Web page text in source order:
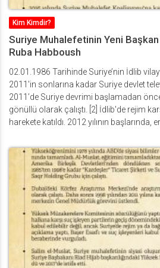
almaktadır. Yapılan 57. genel kurulda
altında Başkan Yardımcısı seçildi. [1]
kurul/abdulahad-astifo
Kim Kimdir?
Suriye Muhalefetinin Yeni Başkan
Ruba Habboush
02.01.1986 Tarihinde Suriye’nin İdlib
2011'in sonlarına kadar Suriye devlet
2011’de Suriye devrimi başlamadan önce
gönüllü olarak çalıştı. [2] İdlib'de rejim
harekete katıldı. 2012 yılının başlarında,
Suriye'den ayrıldı. Bir yıl boyunca ANB
ve siyasi program sunuculuğu yaptı.
kanalına geçerek Suriye meselesiyle
Irak Felluce'si ile ilgili bir haber sundu.)
Suriye meselelerini ele alan bir programa
yılının başlarında Türkiye'ye yerleşerek
haber spikeri olarak çalıştı. 2016
Koalisyonu'na katıldı. SOC'nin Avrupa
ziyaretine ve toplantısına katıldı.
Müzakere Komitesi'nin medya